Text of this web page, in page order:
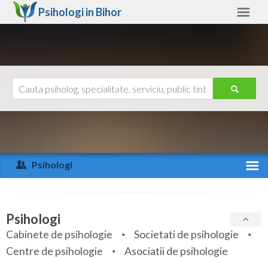
Psihologi in Bihor
Arad
Arges
Bihor
Bistrita-Nasaud
Ajutor
Psihologi
Specialitati
Servicii
Psihologi
Cabinete de psihologie
Societati de psihologie
Centre de psihologie
Asociatii de psihologie